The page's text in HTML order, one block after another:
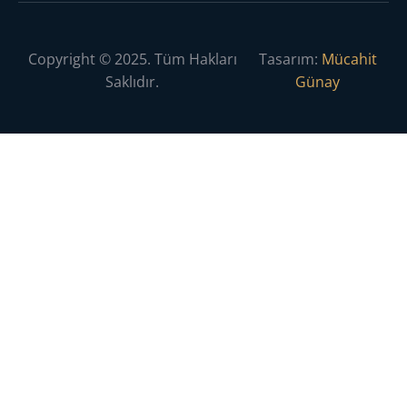
Copyright © 2025. Tüm Hakları
Saklıdır.
Tasarım: Mücahit
Günay